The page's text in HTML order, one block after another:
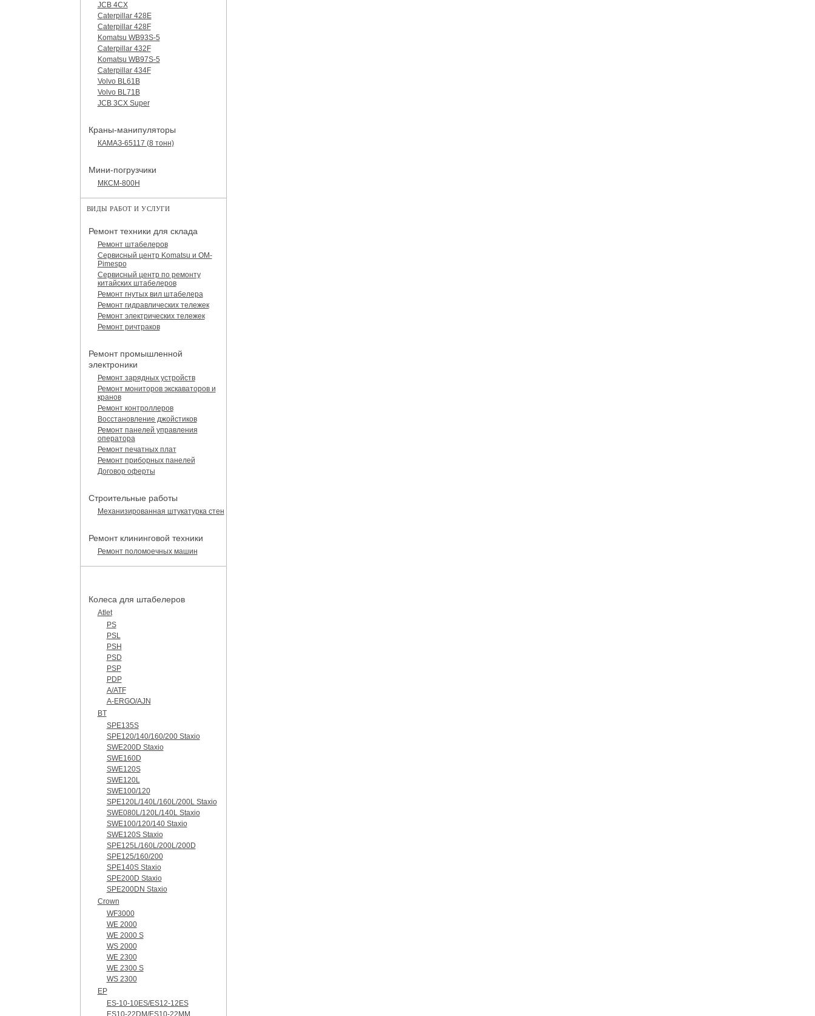
JCB 4CX
Caterpillar 428E
Caterpillar 428F
Komatsu WB93S-5
Caterpillar 432F
Komatsu WB97S-5
Caterpillar 434F
Volvo BL61B
Volvo BL71B
JCB 3CX Super
Краны-манипуляторы
КАМАЗ-65117 (8 тонн)
Мини-погрузчики
МКСМ-800H
ВИДЫ РАБОТ И УСЛУГИ
Ремонт техники для склада
Ремонт штабелеров
Сервисный центр Komatsu и OM-
Pimespo
Сервисный центр по ремонту
китайских штабелеров
Ремонт гнутых вил штабелера
Ремонт гидравлических тележек
Ремонт электрических тележек
Ремонт ричтраков
Ремонт промышленной
электроники
Ремонт зарядных устройств
Ремонт мониторов экскаваторов и
кранов
Ремонт контроллеров
Восстановление джойстиков
Ремонт панелей управления
оператора
Ремонт печатных плат
Ремонт приборных панелей
Договор оферты
Строительные работы
Механизированная штукатурка стен
Ремонт клининговой техники
Ремонт поломоечных машин
Колеса для штабелеров
Atlet
PS
PSL
PSH
PSD
PSP
PDP
A/ATF
A-ERGO/AJN
BT
SPE135S
SPE120/140/160/200 Staxio
SWE200D Staxio
SWE160D
SWE120S
SWE120L
SWE100/120
SPE120L/140L/160L/200L Staxio
SWE080L/120L/140L Staxio
SWE100/120/140 Staxio
SWE120S Staxio
SPE125L/160L/200L/200D
SPE125/160/200
SPE140S Staxio
SPE200D Staxio
SPE200DN Staxio
Crown
WF3000
WE 2000
WE 2000 S
WS 2000
WE 2300
WE 2300 S
WS 2300
EP
ES-10-10ES/ES12-12ES
ES10-22DM/ES10-22MM